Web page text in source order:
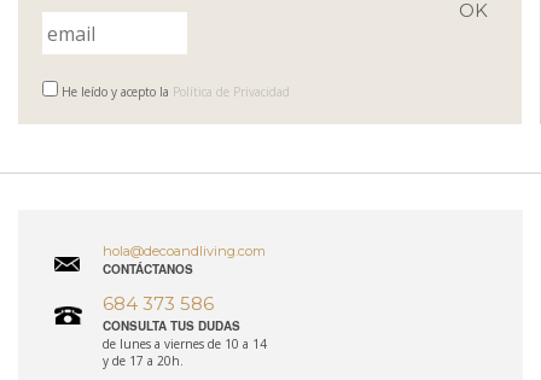
He leído y acepto la Política de Privacidad
hola@decoandliving.com
CONTÁCTANOS
684 373 586
CONSULTA TUS DUDAS
de lunes a viernes de 10 a 14
y de 17 a 20h.